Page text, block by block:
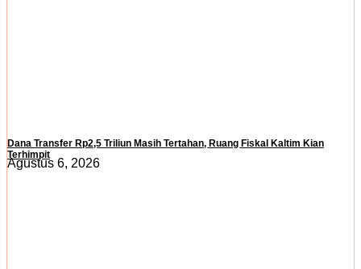
Dana Transfer Rp2,5 Triliun Masih Tertahan, Ruang Fiskal Kaltim Kian
Terhimpit
Agustus 6, 2026